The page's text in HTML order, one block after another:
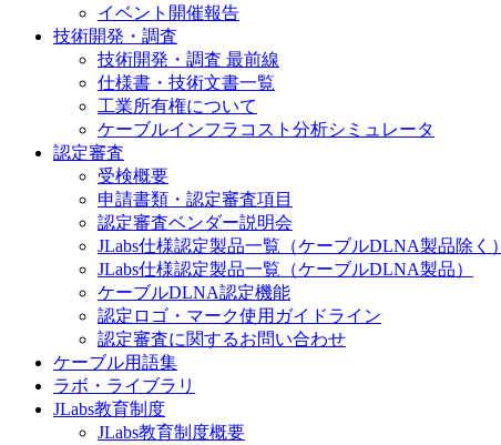
イベント開催報告
技術開発・調査
技術開発・調査 最前線
仕様書・技術文書一覧
工業所有権について
ケーブルインフラコスト分析シミュレータ
認定審査
受検概要
申請書類・認定審査項目
認定審査ベンダー説明会
JLabs仕様認定製品一覧（ケーブルDLNA製品除く）
JLabs仕様認定製品一覧（ケーブルDLNA製品）
ケーブルDLNA認定機能
認定ロゴ・マーク使用ガイドライン
認定審査に関するお問い合わせ
ケーブル用語集
ラボ・ライブラリ
JLabs教育制度
JLabs教育制度概要